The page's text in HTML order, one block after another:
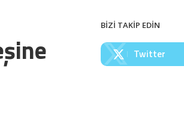
BİZİ TAKİP EDİN
Twitter